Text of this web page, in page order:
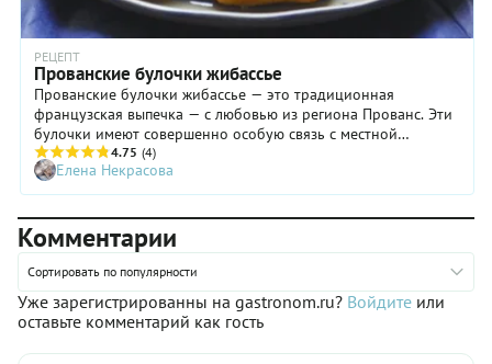
РЕЦЕПТ
Прованские булочки жибассье
Прованские булочки жибассье — это традиционная
французская выпечка — с любовью из региона Прованс. Эти
булочки имеют совершенно особую связь с местной
культурой региона и часто ассоциируются с зимними
праздниками, особенно с Рождеством. Местные хозяйки
пекут их, конечно, не только в канун главного праздника в
году, а куда чаще! Еще бы: готовятся они из простых
ингредиентов, доступных абсолютно всем жителям региона.
В рецептах чаще всего используются апельсиновая или
лимонная цедра, анис и оливковое масло — они придают
тесту бесподобный вкус и аромат.
4.75 (4)
Елена Некрасова
Комментарии
Сортировать по популярности
Уже зарегистрированны на gastronom.ru? Войдите или
оставьте комментарий как гость